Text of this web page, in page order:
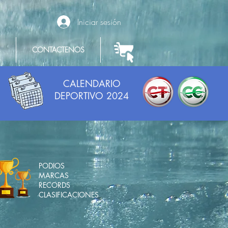
Iniciar sesión
CONTACTENOS T
CALENDARIO
DEPORTIVO 2024
PODIOS
MARCAS
RECORDS
CLASIFICACIONES